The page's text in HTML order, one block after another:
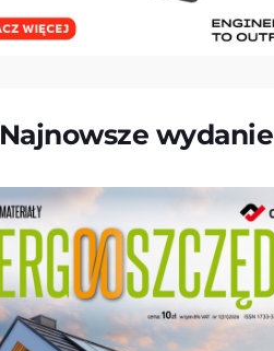
Najnowsze wydanie